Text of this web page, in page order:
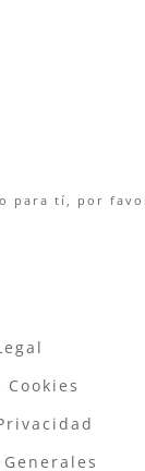
para tí, por